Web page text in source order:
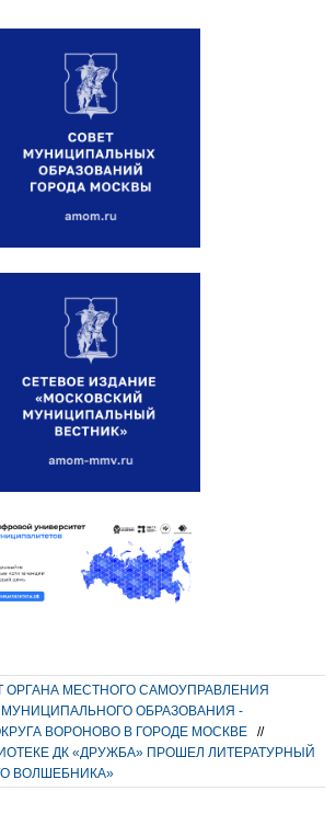
МЕСТНОГО САМОУПРАВЛЕНИЯ
ОБРАЗОВАНИЯ -
ВОРОНОВО В ГОРОДЕ МОСКВЕ
//
ДК «ДРУЖБА» ПРОШЕЛ ЛИТЕРАТУРНЫЙ
ВОЛШЕБНИКА»